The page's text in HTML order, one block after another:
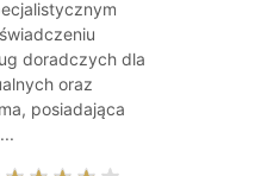
doradczych dla
oraz
posiadająca